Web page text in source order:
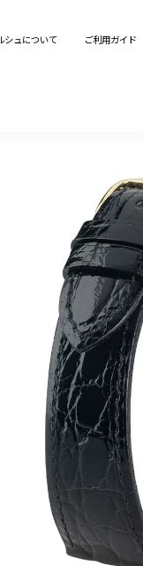
シュについて ご利用ガイド